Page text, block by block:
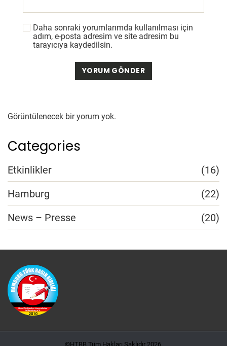
Daha sonraki yorumlarımda kullanılması için
adım, e-posta adresim ve site adresim bu
tarayıcıya kaydedilsin.
Görüntülenecek bir yorum yok.
Categories
Etkinlikler
(16)
Hamburg
(22)
News – Presse
(20)
©HTBB Tüm Hakları Saklıdır 2026.